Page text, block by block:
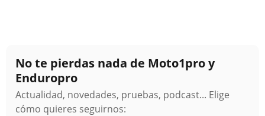
No te pierdas nada de Moto1pro y
Enduropro
Actualidad, novedades, pruebas, podcast... Elige
cómo quieres seguirnos: